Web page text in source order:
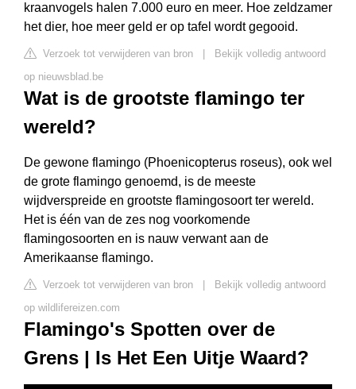
kraanvogels halen 7.000 euro en meer. Hoe zeldzamer
het dier, hoe meer geld er op tafel wordt gegooid.
Verzoek tot verwijderen van bron
Bekijk volledig antwoord
op nieuwsblad.be
Wat is de grootste flamingo ter
wereld?
De gewone flamingo (Phoenicopterus roseus), ook wel
de grote flamingo genoemd, is de meeste
wijdverspreide en grootste flamingosoort ter wereld.
Het is één van de zes nog voorkomende
flamingosoorten en is nauw verwant aan de
Amerikaanse flamingo.
Verzoek tot verwijderen van bron
Bekijk volledig antwoord
op wildlifereizen.com
Flamingo's Spotten over de
Grens | Is Het Een Uitje Waard?